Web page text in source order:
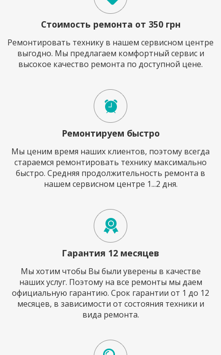
Стоимость ремонта от 350 грн
Ремонтировать технику в нашем сервисном центре
выгодно. Мы предлагаем комфортный сервис и
высокое качество ремонта по доступной цене.
Ремонтируем быстро
Мы ценим время наших клиентов, поэтому всегда
стараемся ремонтировать технику максимально
быстро. Средняя продолжительность ремонта в
нашем сервисном центре 1...2 дня.
Гарантия 12 месяцев
Мы хотим чтобы Вы были уверены в качестве
наших услуг. Поэтому на все ремонты мы даем
официальную гарантию. Срок гарантии от 1 до 12
месяцев, в зависимости от состояния техники и
вида ремонта.